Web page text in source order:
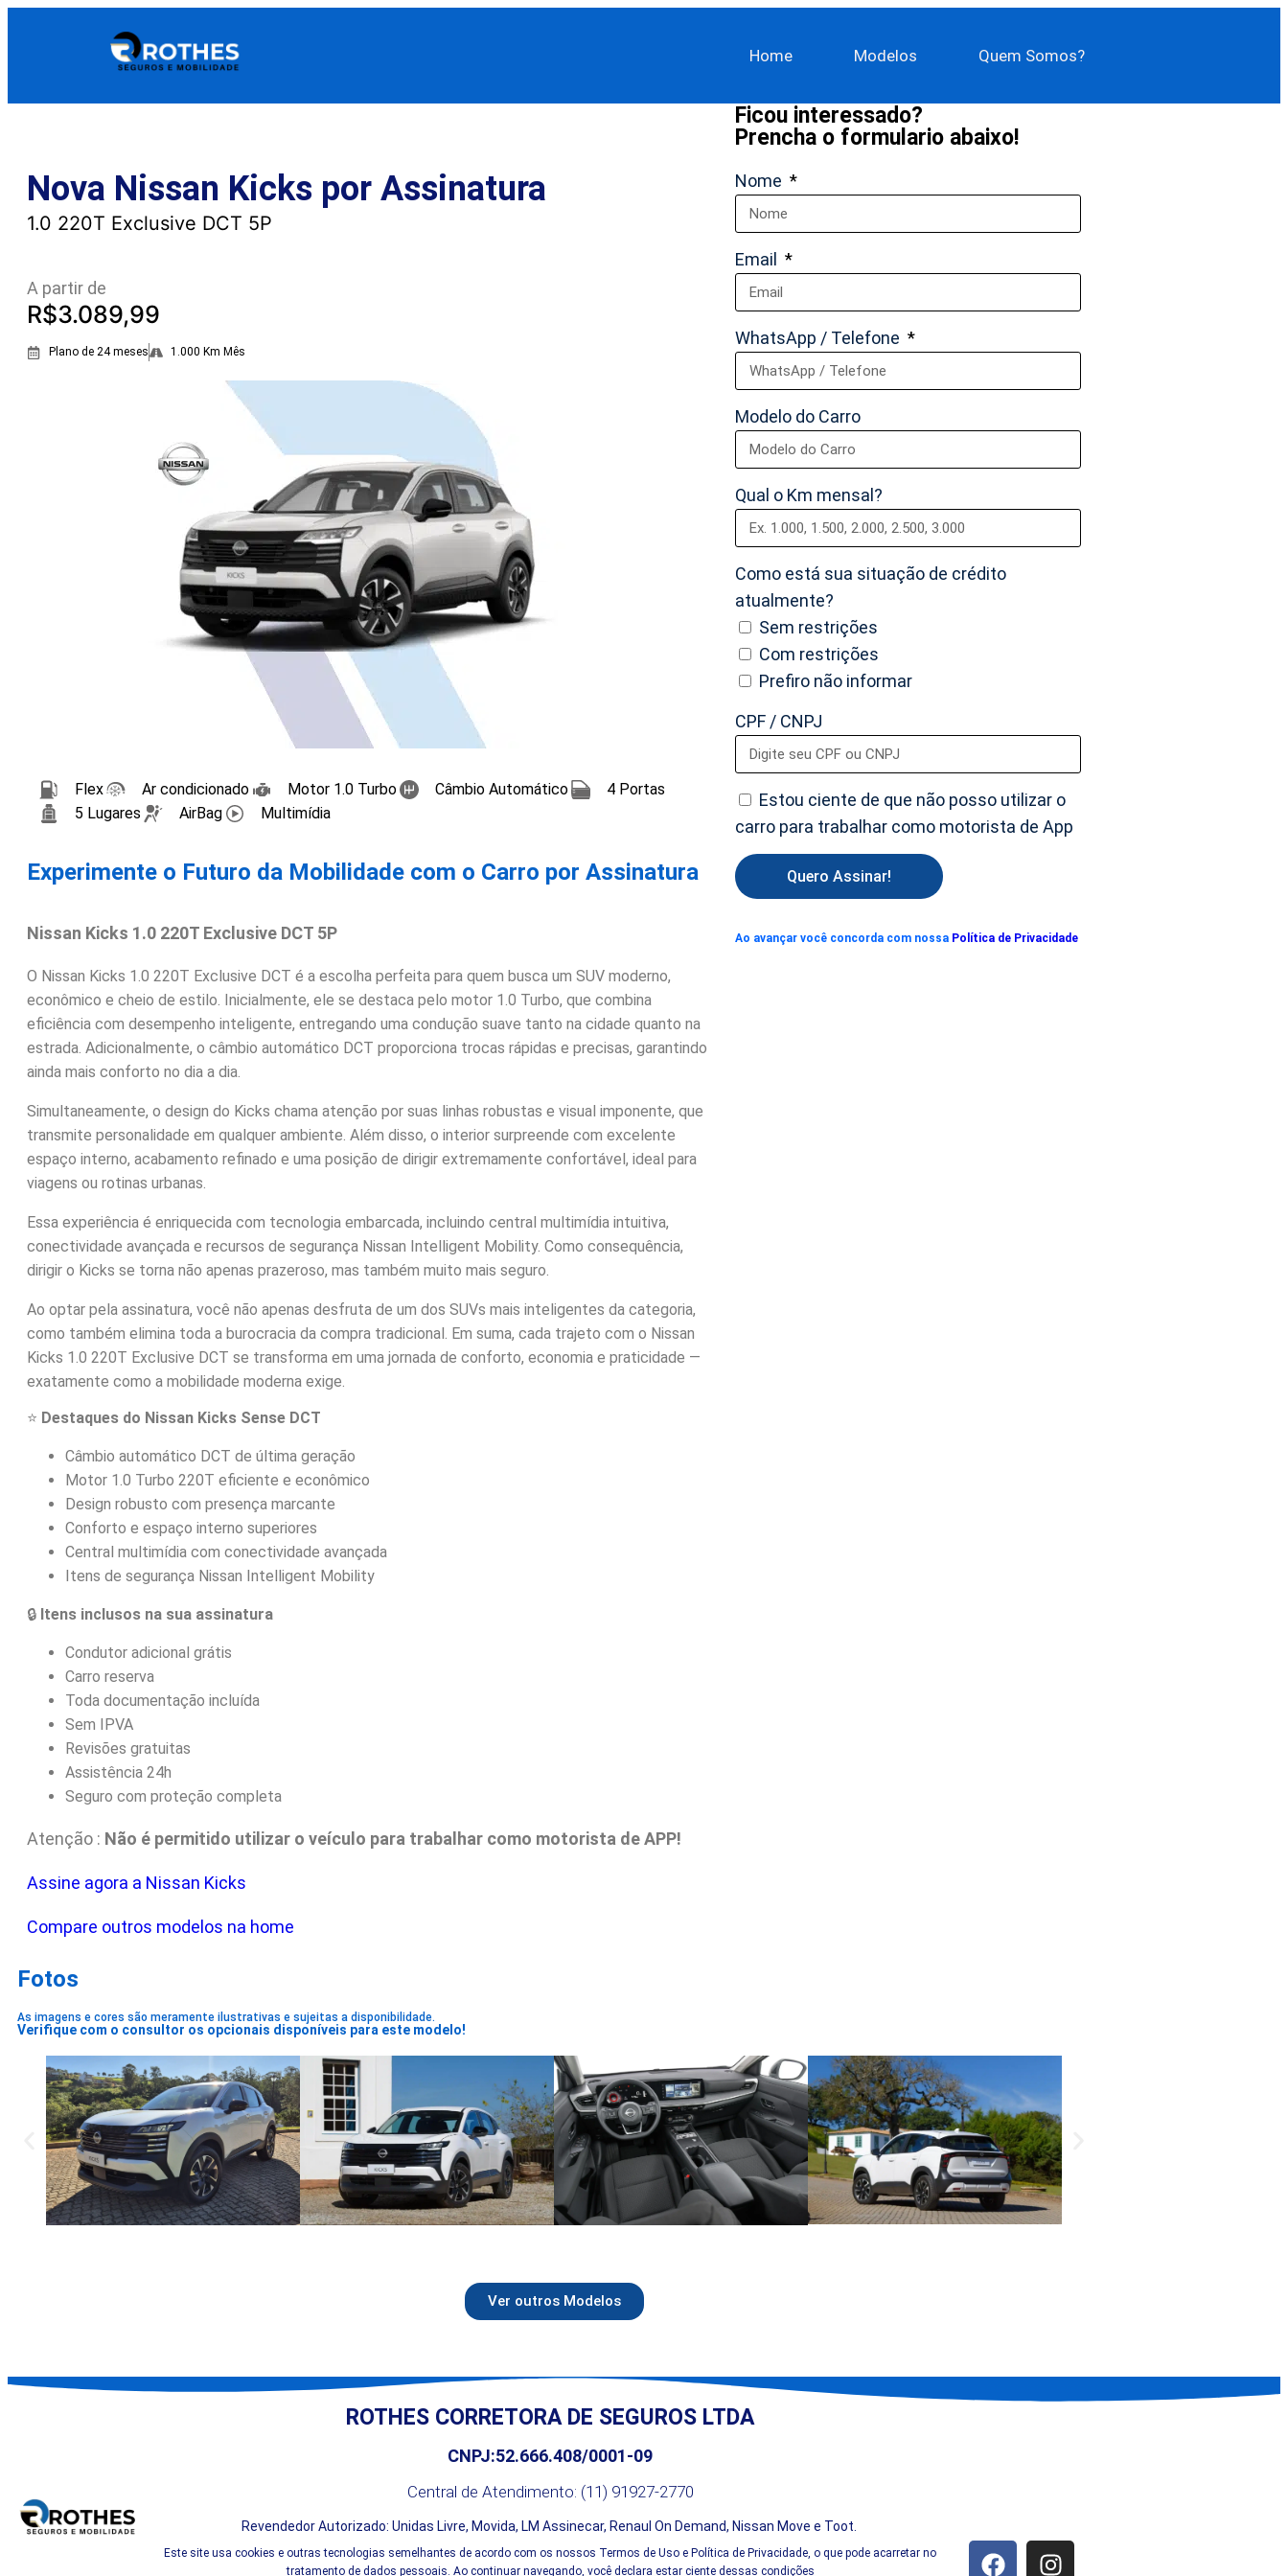
Home Modelos Quem Somos?
Nova Nissan Kicks por Assinatura
1.0 220T Exclusive DCT 5P
A partir de
R$3.089,99
Plano de 24 meses 1.000 Km Mês
Flex Ar condicionado Motor 1.0 Turbo Câmbio Automático
4 Portas
5 Lugares
AirBag Multimídia
Experimente o Futuro da Mobilidade com o Carro por Assinatura
Nissan Kicks 1.0 220T Exclusive DCT 5P
O Nissan Kicks 1.0 220T Exclusive DCT é a escolha perfeita para quem busca um SUV moderno,
econômico e cheio de estilo. Inicialmente, ele se destaca pelo motor 1.0 Turbo, que combina
eficiência com desempenho inteligente, entregando uma condução suave tanto na cidade quanto na
estrada. Adicionalmente, o câmbio automático DCT proporciona trocas rápidas e precisas, garantindo
ainda mais conforto no dia a dia.
Simultaneamente, o design do Kicks chama atenção por suas linhas robustas e visual imponente, que
transmite personalidade em qualquer ambiente. Além disso, o interior surpreende com excelente
espaço interno, acabamento refinado e uma posição de dirigir extremamente confortável, ideal para
viagens ou rotinas urbanas.
Essa experiência é enriquecida com tecnologia embarcada, incluindo central multimídia intuitiva,
conectividade avançada e recursos de segurança Nissan Intelligent Mobility. Como consequência,
dirigir o Kicks se torna não apenas prazeroso, mas também muito mais seguro.
Ao optar pela assinatura, você não apenas desfruta de um dos SUVs mais inteligentes da categoria,
como também elimina toda a burocracia da compra tradicional. Em suma, cada trajeto com o Nissan
Kicks 1.0 220T Exclusive DCT se transforma em uma jornada de conforto, economia e praticidade —
exatamente como a mobilidade moderna exige.
⭐ Destaques do Nissan Kicks Sense DCT
Câmbio automático DCT de última geração
Motor 1.0 Turbo 220T eficiente e econômico
Design robusto com presença marcante
Conforto e espaço interno superiores
Central multimídia com conectividade avançada
Itens de segurança Nissan Intelligent Mobility
🔒 Itens inclusos na sua assinatura
Condutor adicional grátis
Carro reserva
Toda documentação incluída
Sem IPVA
Revisões gratuitas
Assistência 24h
Seguro com proteção completa
Atenção : Não é permitido utilizar o veículo para trabalhar como motorista de APP!
Assine agora a Nissan Kicks
Compare outros modelos na home
Ficou interessado?
Prencha o formulario abaixo!
Nome
Email
WhatsApp / Telefone
Modelo do Carro
Qual o Km mensal?
Como está sua situação de crédito
atualmente?
Sem restrições
Com restrições
Prefiro não informar
CPF / CNPJ
Estou ciente de que não posso utilizar o
carro para trabalhar como motorista de App
Quero Assinar!
Ao avançar você concorda com nossa Política de Privacidade
Fotos
As imagens e cores são meramente ilustrativas e sujeitas a disponibilidade.
Verifique com o consultor os opcionais disponíveis para este modelo!
Ver outros Modelos
ROTHES CORRETORA DE SEGUROS LTDA
CNPJ:52.666.408/0001-09
Central de Atendimento: (11) 91927-2770
Revendedor Autorizado: Unidas Livre, Movida, LM Assinecar, Renaul On Demand, Nissan Move e Toot.
Este site usa cookies e outras tecnologias semelhantes de acordo com os nossos Termos de Uso e Política de Privacidade, o que pode acarretar no
tratamento de dados pessoais. Ao continuar navegando, você declara estar ciente dessas condições